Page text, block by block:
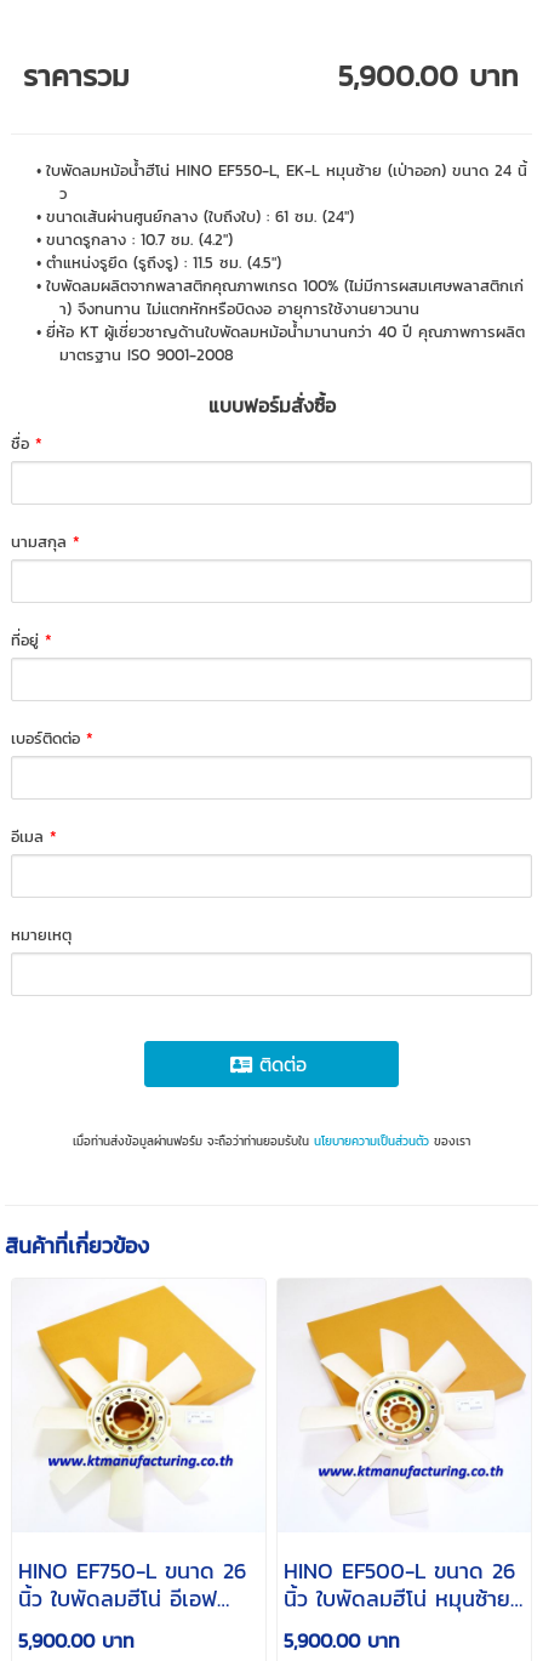
ราคารวม 5,900.00 บาท
ใบพัดลมหม้อน้ำฮีโน่ HINO EF550-L, EK-L หมุนซ้าย (เป่าออก) ขนาด 24 นิ้
ว
ขนาดเส้นผ่านศูนย์กลาง (ใบถึงใบ) : 61 ซม. (24")
ขนาดรูกลาง : 10.7 ซม. (4.2")
ตำแหน่งรูยึด (รูถึงรู) : 11.5 ซม. (4.5")
ใบพัดลมผลิตจากพลาสติกคุณภาพเกรด 100% (ไม่มีการผสมเศษพลาสติกเก่
า) จึงทนทาน ไม่แตกหักหรือบิดงอ อายุการใช้งานยาวนาน
ยี่ห้อ KT ผู้เชี่ยวชาญด้านใบพัดลมหม้อน้ำมานานกว่า 40 ปี คุณภาพการผลิต
มาตรฐาน ISO 9001-2008
แบบฟอร์มสั่งซื้อ
ชื่อ*
นามสกุล*
ที่อยู่*
เบอร์ติดต่อ*
อีเมล*
หมายเหตุ
ติดต่อ
เมื่อท่านส่งข้อมูลผ่านฟอร์ม จะถือว่าท่านยอมรับใน นโยบายความเป็นส่วนตัว ของเรา
สินค้าที่เกี่ยวข้อง
HINO EF750-L ขนาด 26
นิ้ว ใบพัดลมฮีโน่ อีเอฟ
750 หมุนซ้าย (เป่าออก)
5,900.00 บาท
HINO EF500-L ขนาด 26
นิ้ว ใบพัดลมฮีโน่ หมุนซ้าย
(เป่าออก)
5,900.00 บาท